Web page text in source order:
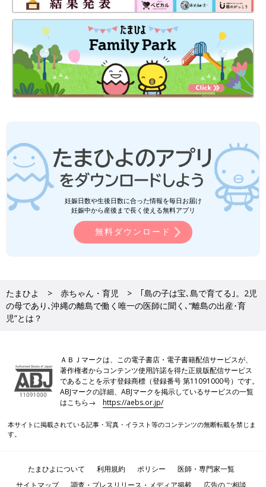
真栄田 はい。とくに上の子は理解しています。小さいときか
ら、「病院の携帯電話が鳴ったら、緊急の患者さんがいるという
ことだよ。遊ぶのを中断して病院に行くよ」と言い聞かせていま
した。ワンオペのときは、娘たちを診療所に連れていかざるを得
ないのですが、周囲も子どもが診療所にいても「いい子だね」と
見守ってくれています。
です。ただ、自分の子どもへの予防接種は研修医や看護師にお願
いすることが多いです。
島に医師が1人だから、予防接種や健康診断、子どもが風邪をひ
いたときなどに、島のママ、パパたちとはしょっちゅう会うんで
す。そうすると、子どもはもちろん親の様子もわかります。調子
が悪そうなママやパパには、子どもの診察の合間に話を聞いた
り、場合によっては役場の保健師とつないだり、沖縄本島の病院
移動時間はかかるけれど、豊かな自然を実感する
日々
――島の生活で大変なことはありますか？
真栄田 横浜に帰省するにしても、沖縄本島に用事があるにして
も、移動時間がかかるのが大変です。
あとは、欲しいものがすぐ手に入らないというのはあります。基
本的なものはスーパーで売っているのですが、子どもの下痢が続
いたときにちょっと特殊な粉ミルクが欲しいと思っても、ネット
す。だから台風の予報が出るとみんなたくさん買い物をして備え
妊娠日数や生後日数に合った情報を毎日お届け
妊娠中から産後まで長く使える無料アプリ
無料ダウンロード
たまひよ 赤ちゃん・育児
｢島の子は宝､島で育てる｣。2児
の母であり､沖縄の離島で働く唯一の医師に聞く､“離島の出産･育
児”とは？
ＡＢＪマークは、この電子書店・電子書籍配信サービスが、
著作権者からコンテンツ使用許諾を得た正規版配信サービス
であることを示す登録商標（登録番号 第11091000号）です。
ABJマークの詳細、ABJマークを掲示しているサービスの一覧
はこちら→https://aebs.or.jp/
本サイトに掲載されている記事・写真・イラスト等のコンテンツの無断転載を禁じま
す。
たまひよについて 利用規約 ポリシー
医師・専門家一覧